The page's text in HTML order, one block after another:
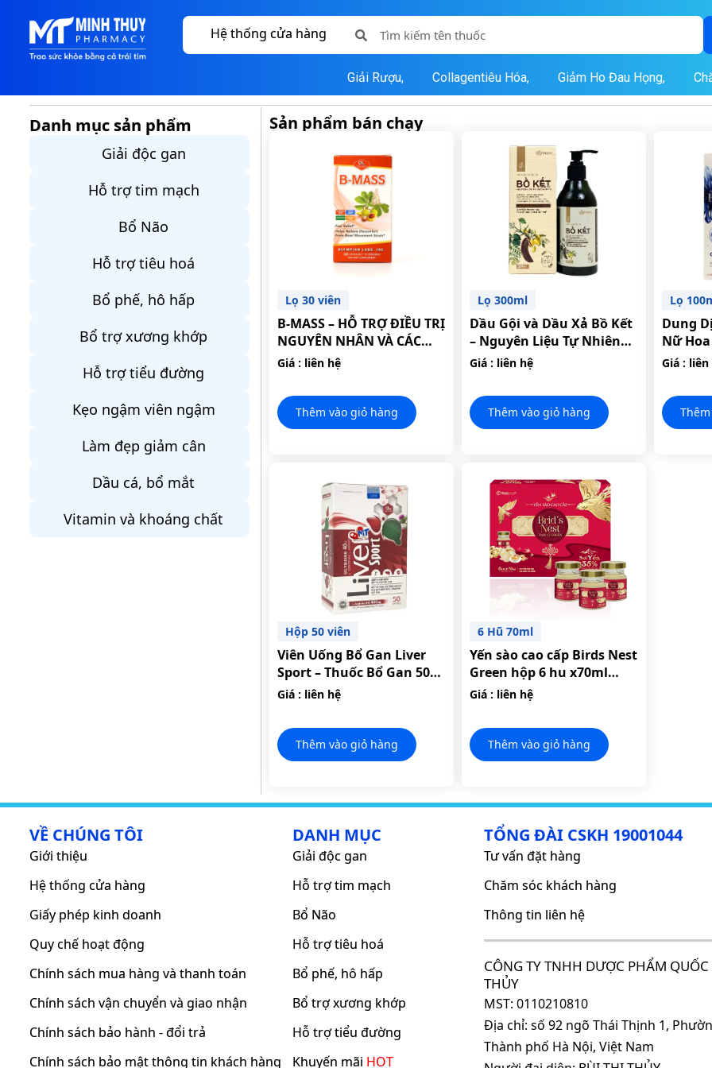
Hệ thống cửa hàng
Giải Rượu, Collagentiêu Hóa, Giảm Ho Đau Họng,
Danh mục sản phẩm
Giải độc gan
Hỗ trợ tim mạch
Bổ Não
Hỗ trợ tiêu hoá
Bổ phế, hô hấp
Bổ trợ xương khớp
Hỗ trợ tiểu đường
Kẹo ngậm viên ngậm
Làm đẹp giảm cân
Dầu cá, bổ mắt
Vitamin và khoáng chất
Sản phẩm bán chạy
Lọ 30 viên
B-MASS – HỖ TRỢ ĐIỀU TRỊ
NGUYÊN NHÂN VÀ CÁC
TRIỆU CHỨNG BỆNH TRĨ
Giá : liên hệ
Thêm vào giỏ hàng
Lọ 300ml
Dầu Gội và Dầu Xả Bồ Kết
– Nguyên Liệu Tự Nhiên
Hương Bưởi – Làm Sạch
Đẩy Quá Trình Phục Hồi
Tóc
Giá : liên hệ
Thêm vào giỏ hàng
Lọ
Dung
Nữ
Ngừa
Khử
Giá : liên
Hộp 50 viên
Viên Uống Bổ Gan Liver
Sport – Thuốc Bổ Gan 50
Viên, Giúp Thanh Nhiệt Và
Các Triệu Chứng Mề Đay
Giá : liên hệ
Thêm vào giỏ hàng
6 Hũ 70ml
Yến sào cao cấp Birds Nest
Green hộp 6 hu x70ml
(MT)
Giá : liên hệ
Thêm vào giỏ hàng
VỀ CHÚNG TÔI
Giới thiệu
Hệ thống cửa hàng
Giấy phép kinh doanh
Quy chế hoạt động
Chính sách mua hàng và thanh toán
Chính sách vận chuyển và giao nhận
Chính sách bảo hành - đổi trả
Chính sách bảo mật thông tin khách hàng
DANH MỤC
Giải độc gan
Hỗ trợ tim mạch
Bổ Não
Hỗ trợ tiêu hoá
Bổ phế, hô hấp
Bổ trợ xương khớp
Hỗ trợ tiểu đường
Khuyến mãi HOT
TỔNG ĐÀI CSKH 19001044
Tư vấn đặt hàng
Chăm sóc khách hàng
Thông tin liên hệ
CÔNG TY TNHH DƯỢC PHẨM
THỦY
MST: 0110210810
Địa chỉ: số 92 ngõ Thái Thịnh 1,
Thành phố Hà Nội, Việt Nam